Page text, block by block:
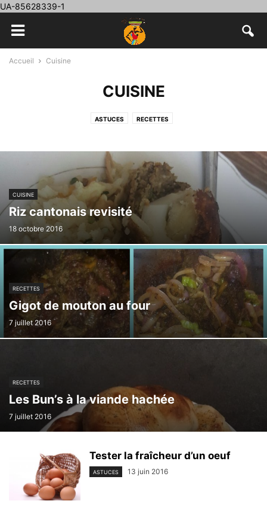
UA-85628339-1
Accueil Cuisine
CUISINE
ASTUCES RECETTES
CUISINE
Riz cantonais revisité
18 octobre 2016
RECETTES
Gigot de mouton au four
7 juillet 2016
RECETTES
Les Bun’s à la viande hachée
7 juillet 2016
Tester la fraîcheur d’un oeuf
ASTUCES 13 juin 2016